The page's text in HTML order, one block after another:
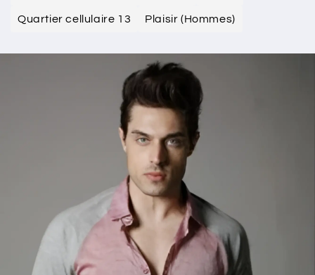
Quartier cellulaire 13 Plaisir (Hommes)